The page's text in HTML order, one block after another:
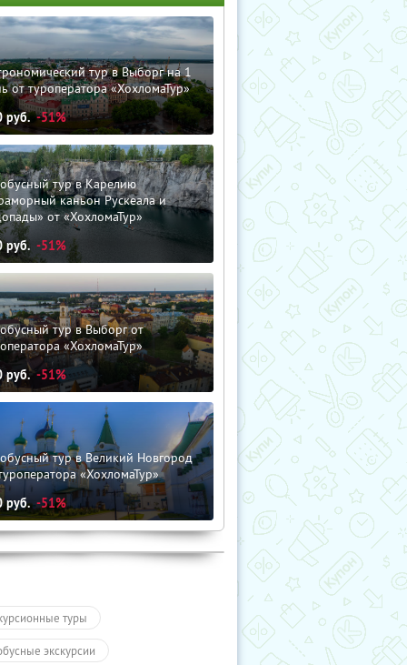
тур в Выборг на 1
от туроператора «ХохломаТур»
руб. -51%
тур в Карелию
каньон Рускеала и
от «ХохломаТур»
руб. -51%
тур в Выборг от
«ХохломаТур»
руб. -51%
тур в Великий Новгород
«ХохломаТур»
руб. -51%
туры
экскурсии